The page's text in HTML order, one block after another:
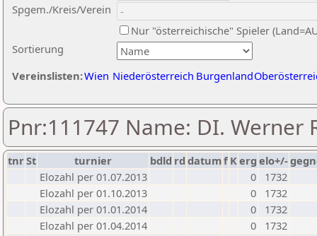
Sortierung
Spgem./Kreis/Verein
Nur "österreichische" Spieler
Vereinslisten:Wien Niederösterreich Burgenland
Pnr:111747 Name: DI. Werner
tnrSt turnier bdld rd datumf Kerg elo+/-
Elozahl per 01.07.2013
0
1732
Elozahl per 01.10.2013
0
1732
Elozahl per 01.01.2014
0
1732
Elozahl per 01.04.2014
0
1732